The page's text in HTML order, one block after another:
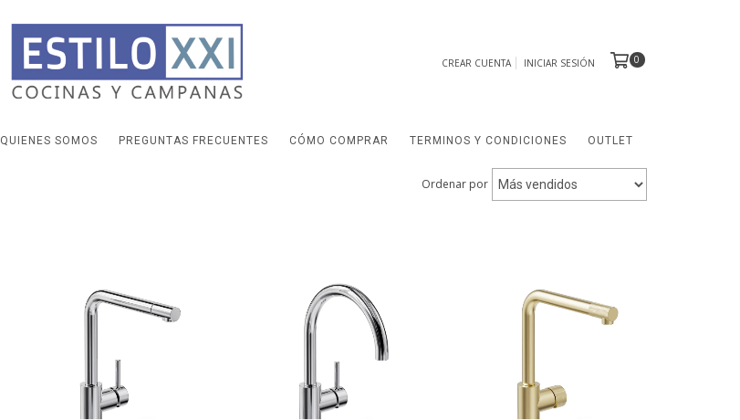
CREAR CUENTA INICIAR SESIÓN 0
QUIENES SOMOS PREGUNTAS FRECUENTES CÓMO COMPRAR TERMINOS Y CONDICIONES OUTLET
Ordenar por